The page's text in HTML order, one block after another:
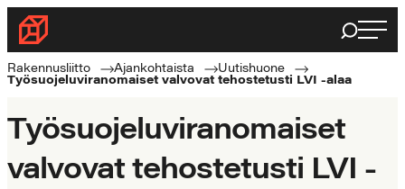
Siirry
suoraan
sisältöön
Rakennusliitto
Rakennusalan
ammattilaisten
Haku
Rakennusliitto Ajankohtaista
Uutishuone
Työsuojeluviranomaiset valvovat tehostetusti LVI -alaa
Työsuojeluviranomaiset
valvovat tehostetusti LVI -